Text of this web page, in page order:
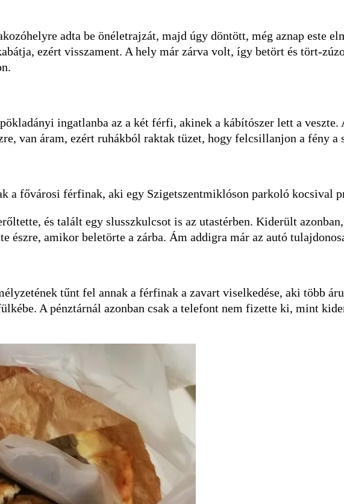
adta be ön­életrajzát, majd úgy döntött, még aznap este
ezért visszament. A hely már zárva volt, így betört és tört-
ingatlanba az a két férfi, akinek a kábítószer lett a veszte.
van áram, ezért ruhákból raktak tüzet, hogy felcsillanjon a fény a
a fővárosi férfinak, aki egy Szigetszentmiklóson parkoló kocsival
és talált egy slusszkulcsot is az utastérben. Kiderült
észre, amikor beletörte a zárba. Ám addigra már az autó
tűnt fel annak a férfinak a zavart viselkedése, aki több
A pénztárnál azonban csak a telefont nem fizette ki, mint